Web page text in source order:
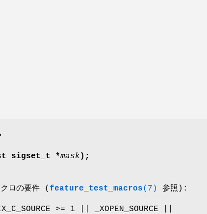
sigset_t *mask );
ロの要件 ( feature_test_macros(7) 参照):
>= 1 || _XOPEN_SOURCE ||